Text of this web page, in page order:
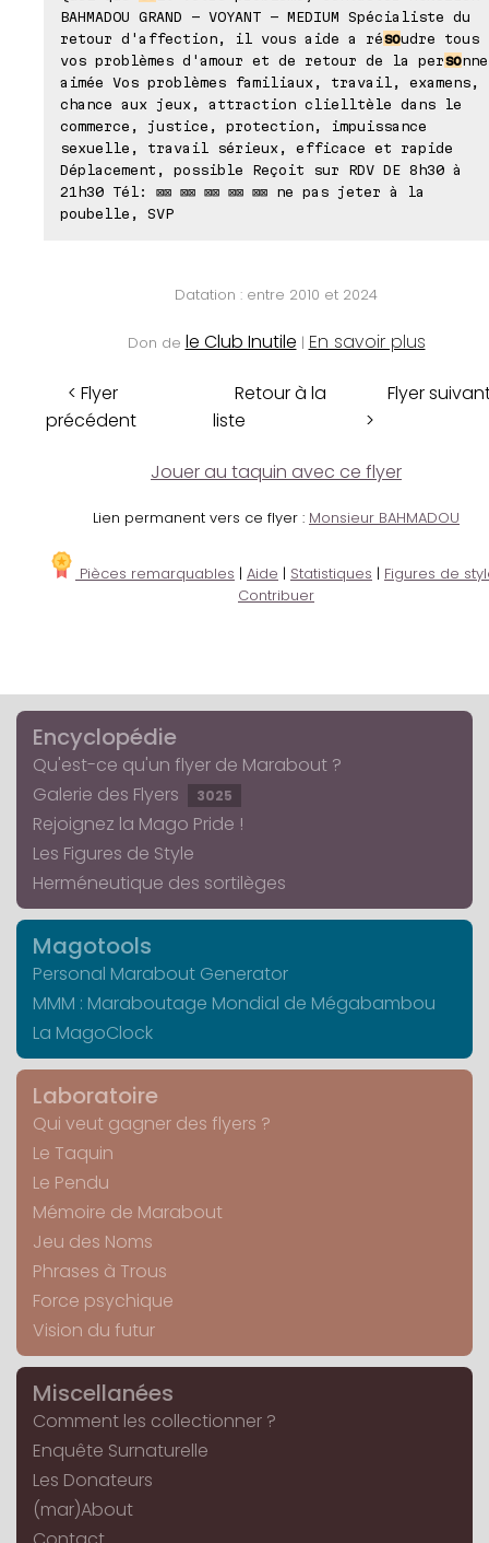
BAHMADOU GRAND - VOYANT - MEDIUM Spécialiste du
retour d'affection, il vous aide a résoudre tous
vos problèmes d'amour et de retour de la personne
aimée Vos problèmes familiaux, travail, examens,
chance aux jeux, attraction clielltèle dans le
commerce, justice, protection, impuissance
sexuelle, travail sérieux, efficace et rapide
Déplacement, possible Reçoit sur RDV DE 8h30 à
21h30 Tél: ⊠⊠ ⊠⊠ ⊠⊠ ⊠⊠ ⊠⊠ ne pas jeter à la
poubelle, SVP
Datation : entre 2010 et 2024
Don de le Club Inutile | En savoir plus
< Flyer
précédent
Retour à la
liste
Flyer
>
Jouer au taquin avec ce flyer
Lien permanent vers ce flyer : Monsieur BAHMADOU
Pièces remarquables | Aide | Statistiques | Figures de
Contribuer
Encyclopédie
Qu'est-ce qu'un flyer de Marabout ?
Galerie des Flyers
3025
Rejoignez la Mago Pride !
Les Figures de Style
Herméneutique des sortilèges
Magotools
Personal Marabout Generator
MMM : Maraboutage Mondial de Mégabambou
La MagoClock
Laboratoire
Qui veut gagner des flyers ?
Le Taquin
Le Pendu
Mémoire de Marabout
Jeu des Noms
Phrases à Trous
Force psychique
Vision du futur
Miscellanées
Comment les collectionner ?
Enquête Surnaturelle
Les Donateurs
(mar)About